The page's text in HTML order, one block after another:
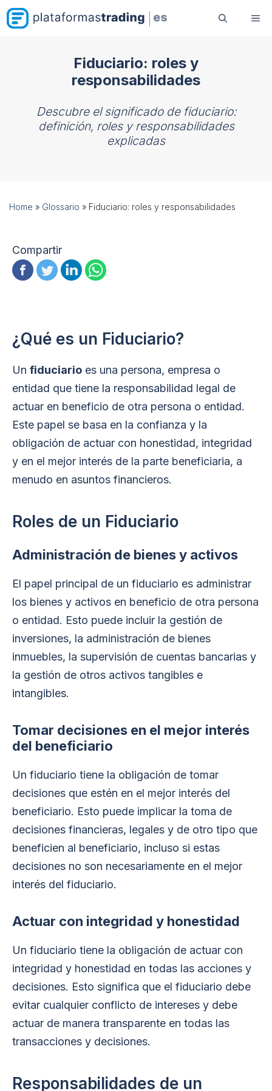
Saltar
al
Fiduciario: roles y
responsabilidades
Descubre el significado de fiduciario:
definición, roles y responsabilidades
explicadas
Home » Glossario » Fiduciario: roles y responsabilidades
Compartir
¿Qué es un Fiduciario?
Un fiduciario es una persona, empresa o
entidad que tiene la responsabilidad legal de
actuar en beneficio de otra persona o entidad.
Este papel se basa en la confianza y la
obligación de actuar con honestidad, integridad
y en el mejor interés de la parte beneficiaria, a
menudo en asuntos financieros.
Roles de un Fiduciario
Administración de bienes y activos
El papel principal de un fiduciario es administrar
los bienes y activos en beneficio de otra persona
o entidad. Esto puede incluir la gestión de
inversiones, la administración de bienes
inmuebles, la supervisión de cuentas bancarias y
la gestión de otros activos tangibles e
intangibles.
Tomar decisiones en el mejor interés
del beneficiario
Un fiduciario tiene la obligación de tomar
decisiones que estén en el mejor interés del
beneficiario. Esto puede implicar la toma de
decisiones financieras, legales y de otro tipo que
beneficien al beneficiario, incluso si estas
decisiones no son necesariamente en el mejor
interés del fiduciario.
Actuar con integridad y honestidad
Un fiduciario tiene la obligación de actuar con
integridad y honestidad en todas las acciones y
decisiones. Esto significa que el fiduciario debe
evitar cualquier conflicto de intereses y debe
actuar de manera transparente en todas las
transacciones y decisiones.
Responsabilidades de un